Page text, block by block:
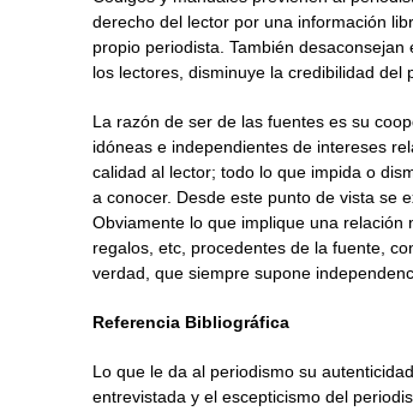
derecho del lector por una información
propio periodista. También
los lectores, disminuye la credibilidad del
La razón de ser de las fuentes es su
idóneas e independientes de intereses
calidad al lector; todo lo que impida o
a conocer. Desde este punto de vista se
Obviamente lo que implique una
regalos, etc, procedentes de la fuente,
verdad, que siempre supone
Referencia Bibliográfica
Lo que le da al periodismo su
entrevistada y el escepticismo del